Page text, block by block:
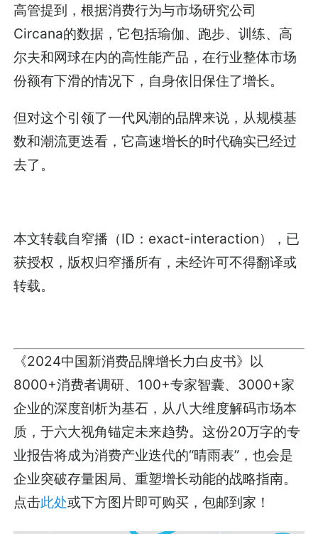
高管提到，根据消费行为与市场研究公司
Circana的数据，它包括瑜伽、跑步、训练、高
尔夫和网球在内的高性能产品，在行业整体市场
份额有下滑的情况下，自身依旧保住了增长。
但对这个引领了一代风潮的品牌来说，从规模基
数和潮流更迭看，它高速增长的时代确实已经过
去了。
本文转载自窄播（ID：exact-interaction），已
获授权，版权归窄播所有，未经许可不得翻译或
转载。
《2024中国新消费品牌增长力白皮书》以
8000+消费者调研、100+专家智囊、3000+家
企业的深度剖析为基石，从八大维度解码市场本
质，于六大视角锚定未来趋势。这份20万字的专
业报告将成为消费产业迭代的“晴雨表”，也会是
企业突破存量困局、重塑增长动能的战略指南。
点击此处或下方图片即可购买，包邮到家！